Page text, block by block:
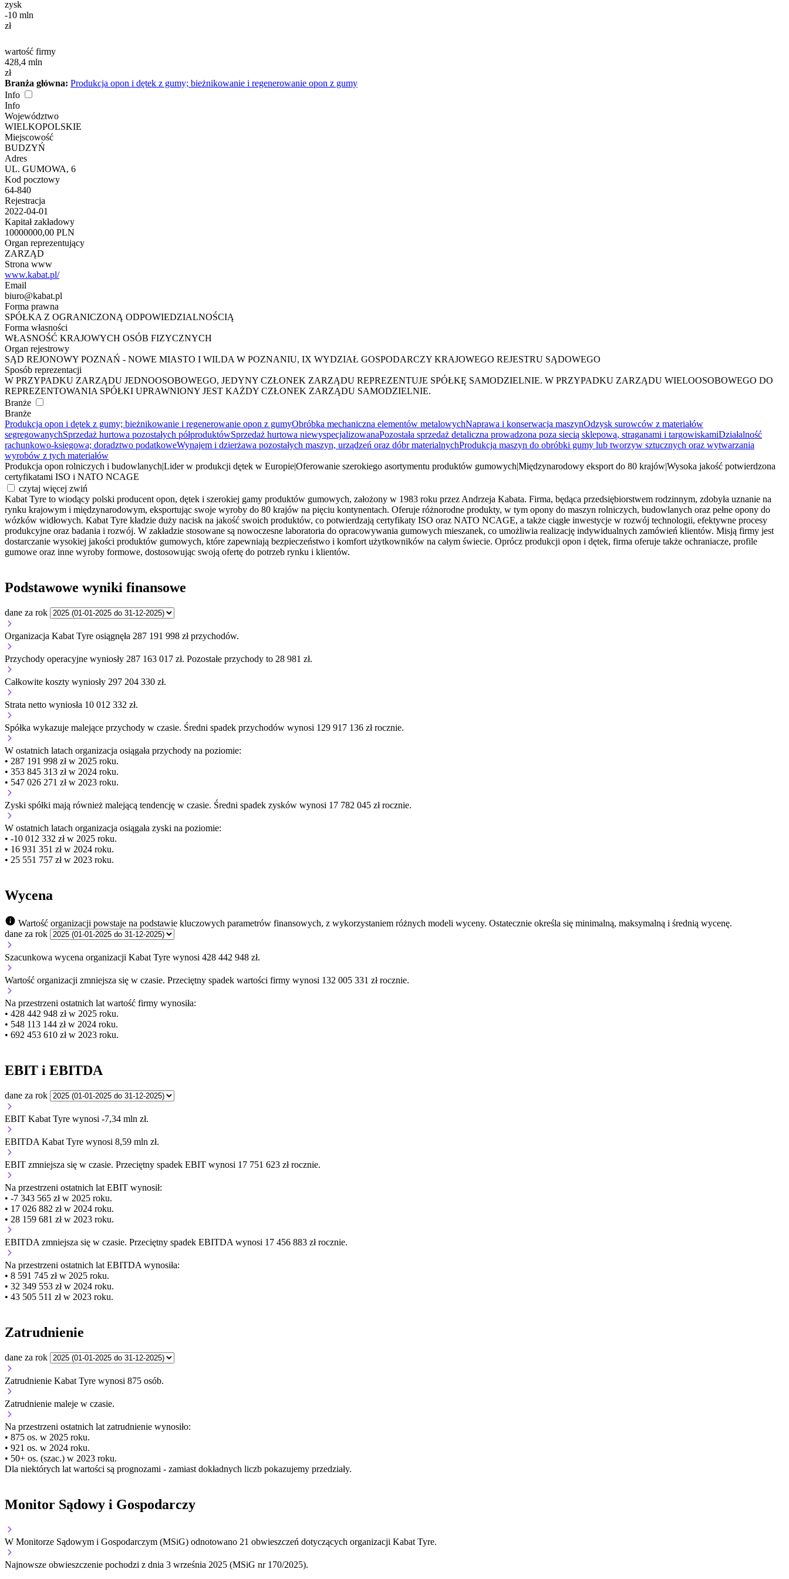
zysk
-10 mln
zł
wartość firmy
428,4 mln
zł
Branża główna: Produkcja opon i dętek z gumy; bieżnikowanie i regenerowanie opon z gumy
Info
Info
Województwo
WIELKOPOLSKIE
Miejscowość
BUDZYŃ
Adres
UL. GUMOWA, 6
Kod pocztowy
64-840
Rejestracja
2022-04-01
Kapitał zakładowy
10000000,00 PLN
Organ reprezentujący
ZARZĄD
Strona www
www.kabat.pl/
Email
biuro@kabat.pl
Forma prawna
SPÓŁKA Z OGRANICZONĄ ODPOWIEDZIALNOŚCIĄ
Forma własności
WŁASNOŚĆ KRAJOWYCH OSÓB FIZYCZNYCH
Organ rejestrowy
SĄD REJONOWY POZNAŃ - NOWE MIASTO I WILDA W POZNANIU, IX WYDZIAŁ GOSPODARCZY KRAJOWEGO REJESTRU SĄDOWEGO
Sposób reprezentacji
W PRZYPADKU ZARZĄDU JEDNOOSOBOWEGO, JEDYNY CZŁONEK ZARZĄDU REPREZENTUJE SPÓŁKĘ SAMODZIELNIE. W PRZYPADKU ZARZĄDU WIELOOSOBOWEGO DO
REPREZENTOWANIA SPÓŁKI UPRAWNIONY JEST KAŻDY CZŁONEK ZARZĄDU SAMODZIELNIE.
Branże
Branże
Produkcja opon i dętek z gumy; bieżnikowanie i regenerowanie opon z gumyObróbka mechaniczna elementów metalowychNaprawa i konserwacja maszynOdzysk surowców z materiałów
segregowanychSprzedaż hurtowa pozostałych półproduktówSprzedaż hurtowa niewyspecjalizowanaPozostała sprzedaż detaliczna prowadzona poza siecią sklepową, straganami i targowiskamiDziałalność
rachunkowo-księgowa; doradztwo podatkoweWynajem i dzierżawa pozostałych maszyn, urządzeń oraz dóbr materialnychProdukcja maszyn do obróbki gumy lub tworzyw sztucznych oraz wytwarzania
wyrobów z tych materiałów
Produkcja opon rolniczych i budowlanychLider w produkcji dętek w EuropieOferowanie szerokiego asortymentu produktów gumowychMiędzynarodowy eksport do 80 krajówWysoka jakość potwierdzona
certyfikatami ISO i NATO NCAGE
czytaj więcej zwiń
Kabat Tyre to wiodący polski producent opon, dętek i szerokiej gamy produktów gumowych, założony w 1983 roku przez Andrzeja Kabata. Firma, będąca przedsiębiorstwem rodzinnym, zdobyła uznanie na
rynku krajowym i międzynarodowym, eksportując swoje wyroby do 80 krajów na pięciu kontynentach. Oferuje różnorodne produkty, w tym opony do maszyn rolniczych, budowlanych oraz pełne opony do
wózków widłowych. Kabat Tyre kładzie duży nacisk na jakość swoich produktów, co potwierdzają certyfikaty ISO oraz NATO NCAGE, a także ciągłe inwestycje w rozwój technologii, efektywne procesy
produkcyjne oraz badania i rozwój. W zakładzie stosowane są nowoczesne laboratoria do opracowywania gumowych mieszanek, co umożliwia realizację indywidualnych zamówień klientów. Misją firmy jest
dostarczanie wysokiej jakości produktów gumowych, które zapewniają bezpieczeństwo i komfort użytkowników na całym świecie. Oprócz produkcji opon i dętek, firma oferuje także ochraniacze, profile
gumowe oraz inne wyroby formowe, dostosowując swoją ofertę do potrzeb rynku i klientów.
Podstawowe wyniki finansowe
dane za rok
Organizacja Kabat Tyre osiągnęła 287 191 998 zł przychodów.
Przychody operacyjne wyniosły 287 163 017 zł. Pozostałe przychody to 28 981 zł.
Całkowite koszty wyniosły 297 204 330 zł.
Strata netto wyniosła 10 012 332 zł.
Spółka wykazuje malejące przychody w czasie. Średni spadek przychodów wynosi 129 917 136 zł rocznie.
W ostatnich latach organizacja osiągała przychody na poziomie:
• 287 191 998 zł w 2025 roku.
• 353 845 313 zł w 2024 roku.
• 547 026 271 zł w 2023 roku.
Zyski spółki mają również malejącą tendencję w czasie. Średni spadek zysków wynosi 17 782 045 zł rocznie.
W ostatnich latach organizacja osiągała zyski na poziomie:
• -10 012 332 zł w 2025 roku.
• 16 931 351 zł w 2024 roku.
• 25 551 757 zł w 2023 roku.
Wycena
Wartość organizacji powstaje na podstawie kluczowych parametrów finansowych, z wykorzystaniem różnych modeli wyceny. Ostatecznie określa się minimalną, maksymalną i średnią wycenę.
dane za rok
Szacunkowa wycena organizacji Kabat Tyre wynosi 428 442 948 zł.
Wartość organizacji zmniejsza się w czasie. Przeciętny spadek wartości firmy wynosi 132 005 331 zł rocznie.
Na przestrzeni ostatnich lat wartość firmy wynosiła:
• 428 442 948 zł w 2025 roku.
• 548 113 144 zł w 2024 roku.
• 692 453 610 zł w 2023 roku.
EBIT i EBITDA
dane za rok
EBIT Kabat Tyre wynosi -7,34 mln zł.
EBITDA Kabat Tyre wynosi 8,59 mln zł.
EBIT zmniejsza się w czasie. Przeciętny spadek EBIT wynosi 17 751 623 zł rocznie.
Na przestrzeni ostatnich lat EBIT wynosił:
• -7 343 565 zł w 2025 roku.
• 17 026 882 zł w 2024 roku.
• 28 159 681 zł w 2023 roku.
EBITDA zmniejsza się w czasie. Przeciętny spadek EBITDA wynosi 17 456 883 zł rocznie.
Na przestrzeni ostatnich lat EBITDA wynosiła:
• 8 591 745 zł w 2025 roku.
• 32 349 553 zł w 2024 roku.
• 43 505 511 zł w 2023 roku.
Zatrudnienie
dane za rok
Zatrudnienie Kabat Tyre wynosi 875 osób.
Zatrudnienie maleje w czasie.
Na przestrzeni ostatnich lat zatrudnienie wynosiło:
• 875 os. w 2025 roku.
• 921 os. w 2024 roku.
• 50+ os. (szac.) w 2023 roku.
Dla niektórych lat wartości są prognozami - zamiast dokładnych liczb pokazujemy przedziały.
Monitor Sądowy i Gospodarczy
W Monitorze Sądowym i Gospodarczym (MSiG) odnotowano 21 obwieszczeń dotyczących organizacji Kabat Tyre.
Najnowsze obwieszczenie pochodzi z dnia 3 września 2025 (MSiG nr 170/2025).